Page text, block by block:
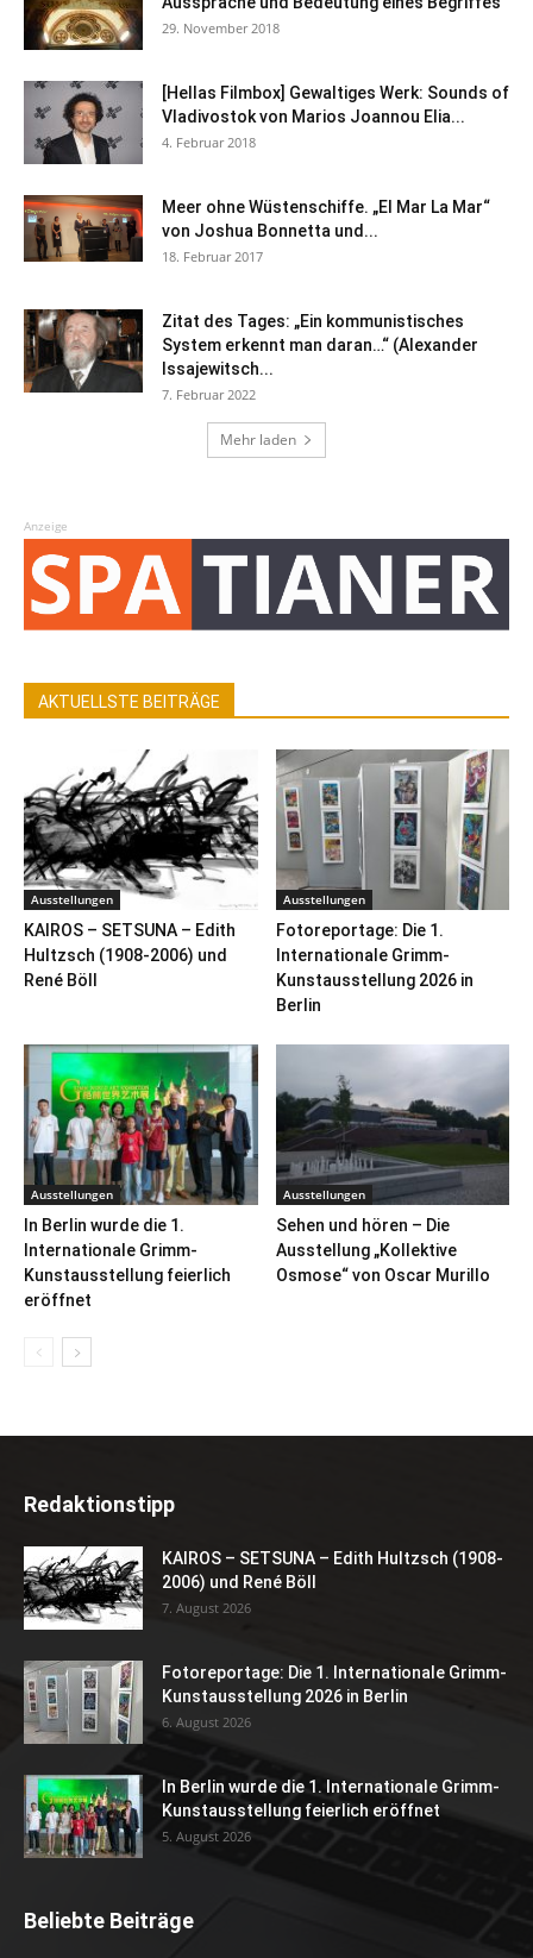
29. November 2018
[Hellas Filmbox] Gewaltiges Werk: Sounds of
Vladivostok von Marios Joannou Elia...
4. Februar 2018
Meer ohne Wüstenschiffe. „El Mar La Mar“
von Joshua Bonnetta und...
18. Februar 2017
Zitat des Tages: „Ein kommunistisches
System erkennt man daran…“ (Alexander
Issajewitsch...
7. Februar 2022
Mehr laden
Anzeige
AKTUELLSTE BEITRÄGE
Ausstellungen
KAIROS – SETSUNA – Edith
Hultzsch (1908-2006) und
René Böll
Ausstellungen
Fotoreportage: Die 1.
Internationale Grimm-
Kunstausstellung 2026 in
Berlin
Ausstellungen
In Berlin wurde die 1.
Internationale Grimm-
Kunstausstellung feierlich
eröffnet
Ausstellungen
Sehen und hören – Die
Ausstellung „Kollektive
Osmose“ von Oscar Murillo
Redaktionstipp
KAIROS – SETSUNA – Edith Hultzsch (1908-
2006) und René Böll
7. August 2026
Fotoreportage: Die 1. Internationale Grimm-
Kunstausstellung 2026 in Berlin
6. August 2026
In Berlin wurde die 1. Internationale Grimm-
Kunstausstellung feierlich eröffnet
5. August 2026
Beliebte Beiträge